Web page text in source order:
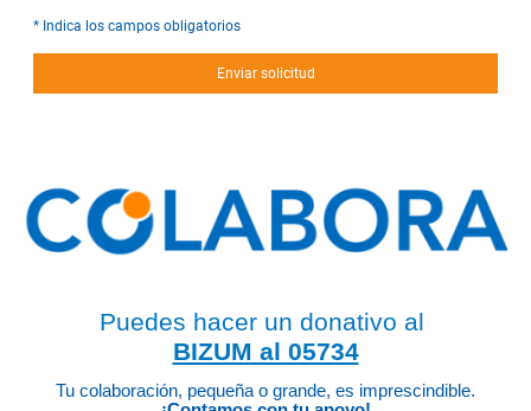
* Indica los campos obligatorios
Enviar solicitud
Tu colaboración, pequeña o grande, es imprescindible.
Puedes hacer un donativo al
BIZUM al 05734